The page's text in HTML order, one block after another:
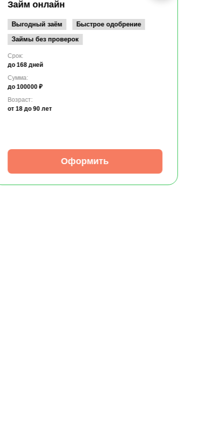
Займ онлайн
Выгодный заём
Быстрое одобрение
Займы без проверок
Срок:
до 168 дней
Сумма:
до 100000 ₽
Возраст:
от 18 до 90 лет
Оформить